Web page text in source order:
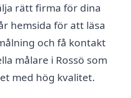
rätt firma för dina
hemsida för att läsa
och få kontakt
målare i Rossö som
med hög kvalitet.